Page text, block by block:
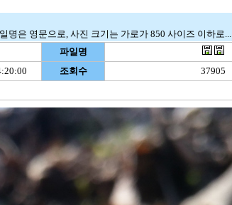
명은 영문으로, 사진 크기는 가로가 850 사이즈 이하로...
파일명
조회수
37905